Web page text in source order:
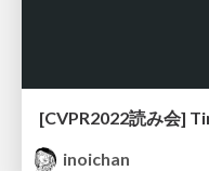
inoichan